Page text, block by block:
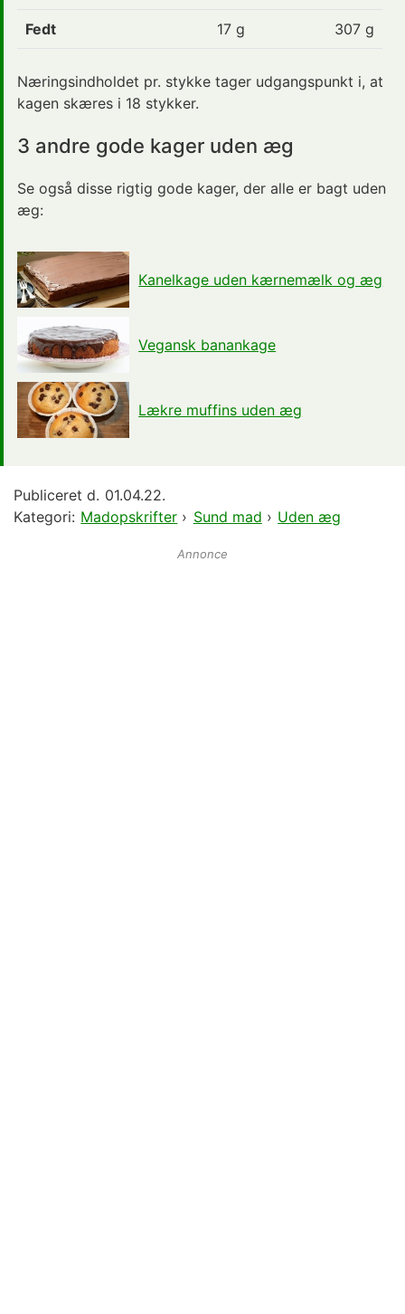
Fedt 17 g 307 g
Næringsindholdet pr. stykke tager udgangspunkt i, at
kagen skæres i 18 stykker.
3 andre gode kager uden æg
Se også disse rigtig gode kager, der alle er bagt uden
æg:
Kanelkage uden kærnemælk og æg
Vegansk banankage
Lækre muffins uden æg
Publiceret d. 01.04.22.
Kategori: Madopskrifter › Sund mad › Uden æg
Annonce